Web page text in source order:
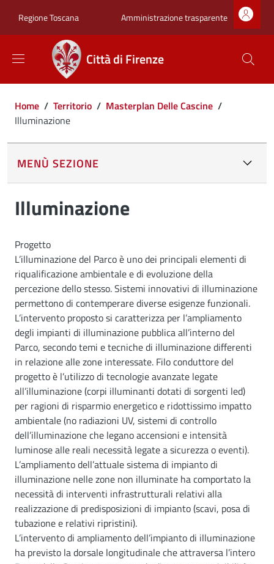
Regione Toscana Zona superiore
Amministrazione trasparente
Città di Firenze
Briciole di pane
Home / Territorio / Masterplan Delle Cascine /
Illuminazione
MENÙ SEZIONE
Illuminazione
Progetto
L’illuminazione del Parco è uno dei principali elementi di
riqualificazione ambientale e di evoluzione della
percezione dello stesso. Sistemi innovativi di illuminazione
permettono di contemperare diverse esigenze funzionali.
L’intervento proposto si caratterizza per l’ampliamento
degli impianti di illuminazione pubblica all’interno del
Parco, secondo temi e tecniche di illuminazione differenti
in relazione alle zone interessate. Filo conduttore del
progetto è l’utilizzo di tecnologie avanzate legate
all’illuminazione (corpi illuminanti dotati di sorgenti led)
per ragioni di risparmio energetico e ridottissimo impatto
ambientale (no radiazioni UV, sistemi di controllo
dell’illuminazione che legano accensioni e intensità
luminose alle reali necessità legate a sicurezza o eventi).
L’ampliamento dell’attuale sistema di impianto di
illuminazione nelle zone non illuminate ha comportato la
necessità di interventi infrastrutturali relativi alla
realizzazione di predisposizioni di impianto (scavi, posa di
tubazione e relativi ripristini).
L’intervento di ampliamento dell’impianto di illuminazione
ha previsto la dorsale longitudinale che attraversa l’intero